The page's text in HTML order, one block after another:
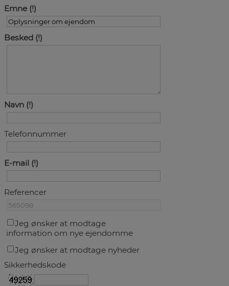
Emne
Besked
Navn
Telefonnummer
E-mail
Referencer
Jeg ønsker at modtage
information om nye ejendomme
Jeg ønsker at modtage nyheder
Sikkerhedskode